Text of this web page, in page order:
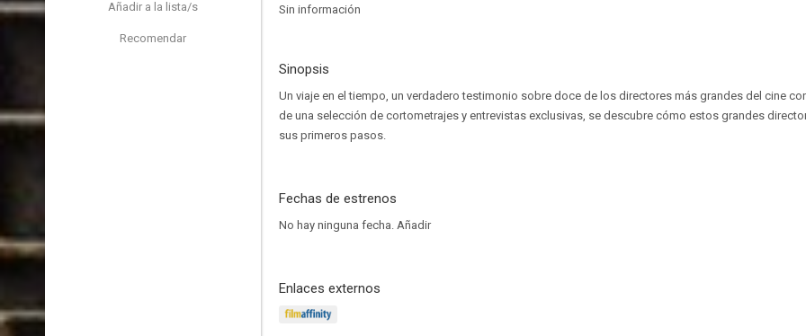
Añadir a la lista/s
Recomendar
Sin información
Sinopsis
Un viaje en el tiempo, un verdadero testimonio sobre doce de los directores más grandes del cine
de una selección de cortometrajes y entrevistas exclusivas, se descubre cómo estos grandes
sus primeros pasos.
Fechas de estrenos
No hay ninguna fecha. Añadir
Enlaces externos